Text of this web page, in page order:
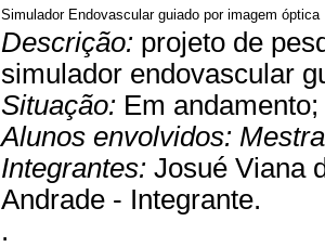
Simulador Endovascular guiado por imagem óptica
Descrição: projeto de
simulador endovascular
Situação: Em andamento;
Alunos envolvidos:
Integrantes: Josué Viana
Andrade - Integrante.
.